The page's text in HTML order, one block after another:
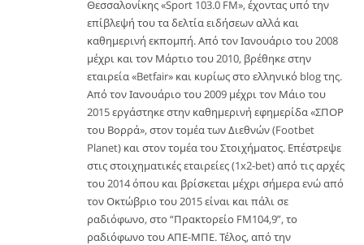
Θεσσαλονίκης «Sport 103.0 FM», έχοντας υπό την
επίβλεψή του τα δελτία ειδήσεων αλλά και
καθημερινή εκπομπή. Από τον Ιανουάριο του 2008
μέχρι και τον Μάρτιο του 2010, βρέθηκε στην
εταιρεία «Betfair» και κυρίως στο ελληνικό blog της.
Από τον Ιανουάριο του 2009 μέχρι τον Μάιο του
2015 εργάστηκε στην καθημερινή εφημερίδα «ΣΠΟΡ
του Βορρά», στον τομέα των Διεθνών (Footbet
Planet) και στον τομέα του Στοιχήματος. Επέστρεψε
στις στοιχηματικές εταιρείες (1x2-bet) από τις αρχές
του 2014 όπου και βρίσκεται μέχρι σήμερα ενώ από
τον Οκτώβριο του 2015 είναι και πάλι σε
ραδιόφωνο, στο “Πρακτορείο FM104,9”, το
ραδιόφωνο του ΑΠΕ-ΜΠΕ. Τέλος, από την